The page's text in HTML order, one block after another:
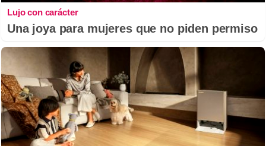
Lujo con carácter
Una joya para mujeres que no piden permiso